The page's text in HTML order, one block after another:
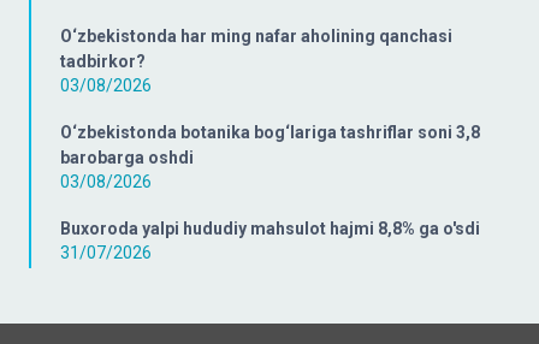
O‘zbekistonda har ming nafar aholining qanchasi
tadbirkor?
03/08/2026
O‘zbekistonda botanika bog‘lariga tashriflar soni 3,8
barobarga oshdi
03/08/2026
Buxoroda yalpi hududiy mahsulot hajmi 8,8% ga o'sdi
31/07/2026